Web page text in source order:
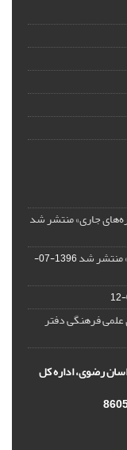
جاری» منتشر شد
منتشر شد
1396-07-
علمی فرهنگی دفتر
رضوی، اداره کل